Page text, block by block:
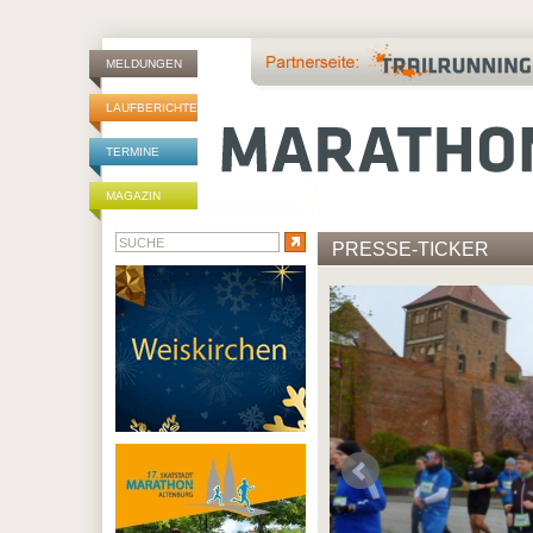
MELDUNGEN
LAUFBERICHTE
TERMINE
MAGAZIN
PRESSE-TICKER